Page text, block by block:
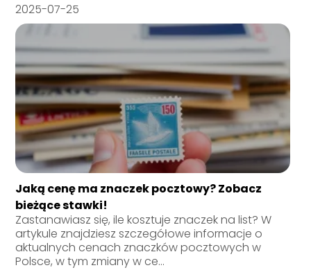
2025-07-25
Jaką cenę ma znaczek pocztowy? Zobacz
bieżące stawki!
Zastanawiasz się, ile kosztuje znaczek na list? W
artykule znajdziesz szczegółowe informacje o
aktualnych cenach znaczków pocztowych w
Polsce, w tym zmiany w ce...